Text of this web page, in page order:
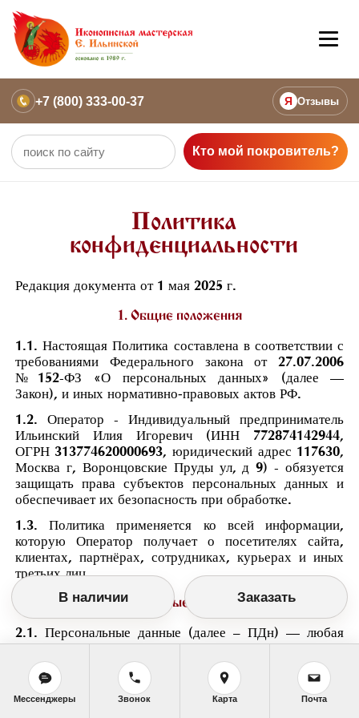
+7 (800) 333-00-37 Я Отзывы
Кто мой покровитель?
Политика
конфиденциальности
Редакция документа от 1 мая 2025 г.
1. Общие положения
1.1. Настоящая Политика составлена в соответствии с
требованиями Федерального закона от 27.07.2006
№ 152-ФЗ «О персональных данных» (далее —
Закон), и иных нормативно‑правовых актов РФ.
1.2. Оператор - Индивидуальный предприниматель
Ильинский Илия Игоревич (ИНН 772874142944,
ОГРН 313774620000693, юридический адрес 117630,
Москва г, Воронцовские Пруды ул, д 9) - обязуется
защищать права субъектов персональных данных и
обеспечивает их безопасность при обработке.
1.3. Политика применяется ко всей информации,
которую Оператор получает о посетителях сайта,
клиентах, партнёрах, сотрудниках, курьерах и иных
третьих лиц.
2. Основные понятия
2.1. Персональные данные (далее – ПДн) — любая
информация, относящаяся к определённому или
определяемому физическому лицу, включая ФИО,
дату рождения, телефон, e‑mail, паспортные данные,
IP-адрес, cookie, user-agent и др.
В наличии Заказать
Мессенджеры Звонок Карта Почта